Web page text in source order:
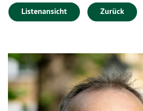
Listenansicht Zurück